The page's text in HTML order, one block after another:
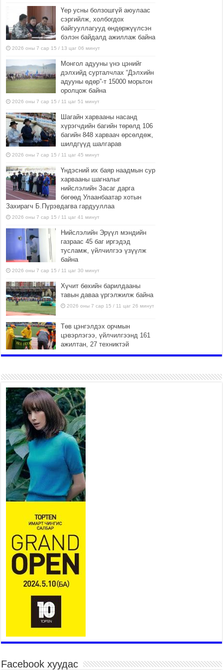
Үер усны болзошгүй аюулаас
сэргийлж, холбогдох
байгууллагууд өндөржүүлсэн
бэлэн байдалд ажиллаж байна
2026 оны 7 сар 15 / 13 цаг 06 минут
Монгол адууны үнэ цэнийг
дэлхийд сурталчлах “Дэлхийн
адууны өдөр”-т 15000 морьтон
оролцож байна
2026 оны 7 сар 15 / 11 цаг 51 минут
Шагайн харвааны насанд
хүрэгчдийн багийн төрөлд 106
багийн 848 харваач өрсөлдөж,
шилдгүүд шалгарав
2026 оны 7 сар 15 / 11 цаг 45 минут
Үндэсний их баяр наадмын сур
харвааны шагналыг
нийслэлийн Засаг дарга
бөгөөд Улаанбаатар хотын
Захирагч Б.Пүрэвдагва гардууллаа
2026 оны 7 сар 15 / 11 цаг 41 минут
Нийслэлийн Эрүүл мэндийн
газраас 45 баг иргэдэд
тусламж, үйлчилгээ үзүүлж
байна
2026 оны 7 сар 15 / 11 цаг 30 минут
Хүчит бөхийн барилдааны
тавын даваа үргэлжилж байна
2026 оны 7 сар 15 / 11 цаг 26 минут
Төв цэнгэлдэх орчмын
цэвэрлэгээ, үйлчилгээнд 161
ажилтан, 27 техниктэй
ажиллаж байна
Наадмын амралтын өдрүүдэд
нийслэлийн эрүүл мэндийн
байгууллагууд дараах
хуваарийн дагуу ажиллана
2026 оны 7 сар 15 / 11 цаг 18 минут
Үндэсний их баяр наадам
эхэллээ
2026 оны 7 сар 15 / 11 цаг 14 минут
Үер усны аюулаас сэргийлж, нийслэлийн Онцгой
байдлын газрын 162 алба хаагч үүрэг гүйцэтгэж
байна
2026 оны 7 сар 15 / 11 цаг 07 минут
Үндэсний их сурын харваанд 850 харваач цэц
мэргэнээ сорьж байна
2026 оны 7 сар 15 / 11 цаг 03 минут
Төв цэнгэлдэхийн эргэн тойронд
2026 оны 7 сар 15 / 10 цаг 58 минут
Үндэсний их баяр наадмын шагайн харваа
насанд хүрэгчдийн багийн харваагаар
үргэлжилж байна
2026 оны 7 сар 15 / 10 цаг 52 минут
Үндэсний их баяр наадмын хүчит бөхийн
барилдаан эхэллээ
2026 оны 7 сар 15 / 10 цаг 46 минут
Үндэсний хувцасны өдрийг тохиолдуулан
“Дээлтэй монгол наадам” боллоо
Facebook хуудас